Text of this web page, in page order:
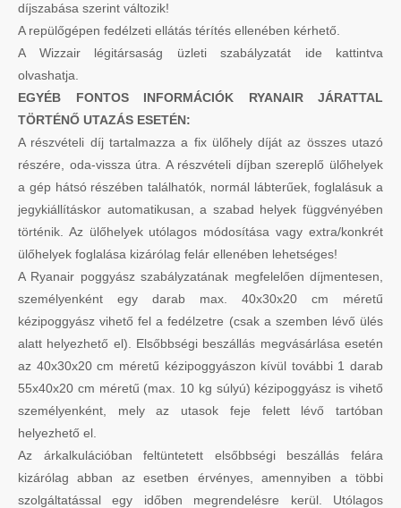
díjszabása szerint változik!
A repülőgépen fedélzeti ellátás térítés ellenében kérhető.
A Wizzair légitársaság üzleti szabályzatát ide kattintva
olvashatja.
EGYÉB FONTOS INFORMÁCIÓK RYANAIR JÁRATTAL
TÖRTÉNŐ UTAZÁS ESETÉN:
A részvételi díj tartalmazza a fix ülőhely díját az összes utazó
részére, oda-vissza útra. A részvételi díjban szereplő ülőhelyek
a gép hátsó részében találhatók, normál lábterűek, foglalásuk a
jegykiállításkor automatikusan, a szabad helyek függvényében
történik. Az ülőhelyek utólagos módosítása vagy extra/konkrét
ülőhelyek foglalása kizárólag felár ellenében lehetséges!
A Ryanair poggyász szabályzatának megfelelően díjmentesen,
személyenként egy darab max. 40x30x20 cm méretű
kézipoggyász vihető fel a fedélzetre (csak a szemben lévő ülés
alatt helyezhető el). Elsőbbségi beszállás megvásárlása esetén
az 40x30x20 cm méretű kézipoggyászon kívül további 1 darab
55x40x20 cm méretű (max. 10 kg súlyú) kézipoggyász is vihető
személyenként, mely az utasok feje felett lévő tartóban
helyezhető el.
Az árkalkulációban feltüntetett elsőbbségi beszállás felára
kizárólag abban az esetben érvényes, amennyiben a többi
szolgáltatással egy időben megrendelésre kerül. Utólagos